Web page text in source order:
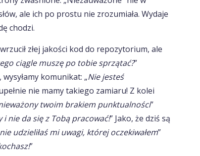
ale ich po prostu nie zrozumiała. Wydaje
chodzi.
złej jakości kod do repozytorium, ale
ciągle muszę po tobie sprzątać?”
komunikat: „Nie jesteś
nie mamy takiego zamiaru! Z kolei
twoim brakiem punktualności”
i nie da się z Tobą pracować!” Jako, że dziś są
nie udzieliłaś mi uwagi, której oczekiwałem”
”